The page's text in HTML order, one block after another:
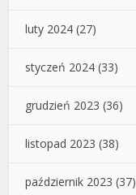
luty 2024 (27)
styczeń 2024 (33)
grudzień 2023 (36)
listopad 2023 (38)
październik 2023 (37)